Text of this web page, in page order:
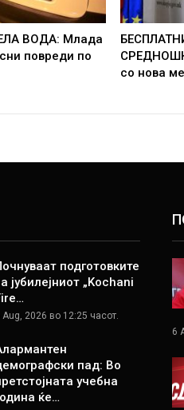
ВОДА: Млада
повреди по
со нова
подготовките
јубилејниот „Kochani
Aug, 2026 во 12:25 часот.
пад: Во
учебна
ќе…
6